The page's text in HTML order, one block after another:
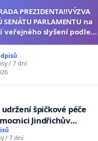
PREZIDENTA‼️VÝZVA
SENÁTU PARLAMENTU na
veřejného slyšení podle §
usnesení k podání ústavní
prezidenta republiky
/ 7 dní
udržení špičkové péče
Jindřichův
/ 7 dní